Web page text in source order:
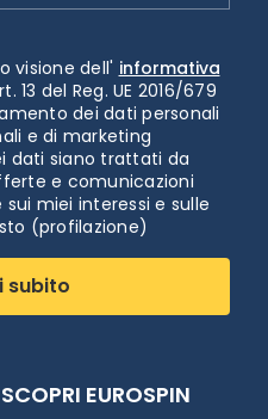
visione dell' informativa
13 del Reg. UE 2016/679
dei dati personali
e di marketing
dati siano trattati da
e comunicazioni
miei interessi e sulle
(profilazione)
subito
SCOPRI EUROSPIN